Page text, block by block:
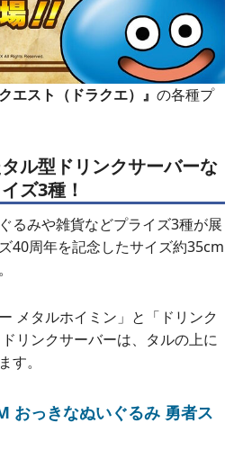
エスト（ドラクエ）』 の各種プ
ル型ドリンクサーバーな
ズ3種！
るみや雑貨などプライズ3種が展
40周年を記念したサイズ約35cm
メタルホイミン」と「ドリンク
リンクサーバーは、タルの上に
す。
おっきなぬいぐるみ 勇者ス